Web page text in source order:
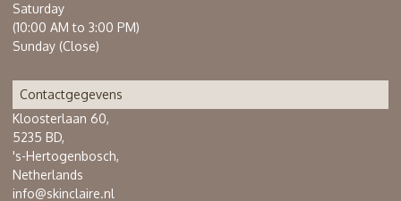
Saturday
(10:00 AM to 3:00 PM)
Sunday (Close)
Contactgegevens
Kloosterlaan 60,
5235 BD,
's-Hertogenbosch,
Netherlands
info@skinclaire.nl